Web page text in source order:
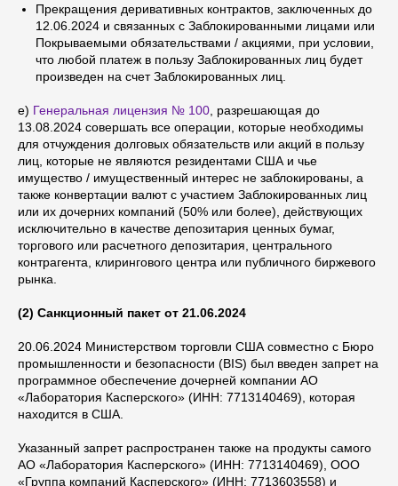
Прекращения деривативных контрактов, заключенных до
12.06.2024 и связанных с Заблокированными лицами или
Покрываемыми обязательствами / акциями, при условии,
что любой платеж в пользу Заблокированных лиц будет
произведен на счет Заблокированных лиц.
e) Генеральная лицензия № 100 , разрешающая до
13.08.2024 совершать все операции, которые необходимы
для отчуждения долговых обязательств или акций в пользу
лиц, которые не являются резидентами США и чье
имущество / имущественный интерес не заблокированы, а
также конвертации валют с участием Заблокированных лиц
или их дочерних компаний (50% или более), действующих
исключительно в качестве депозитария ценных бумаг,
торгового или расчетного депозитария, центрального
контрагента, клирингового центра или публичного биржевого
рынка.
(2) Санкционный пакет от 21.06.2024
20.06.2024 Министерством торговли США совместно с Бюро
промышленности и безопасности (BIS) был введен запрет на
программное обеспечение дочерней компании АО
«Лаборатория Касперского» (ИНН: 7713140469), которая
находится в США.
Указанный запрет распространен также на продукты самого
АО «Лаборатория Касперского» (ИНН: 7713140469), ООО
«Группа компаний Касперского» (ИНН: 7713603558) и